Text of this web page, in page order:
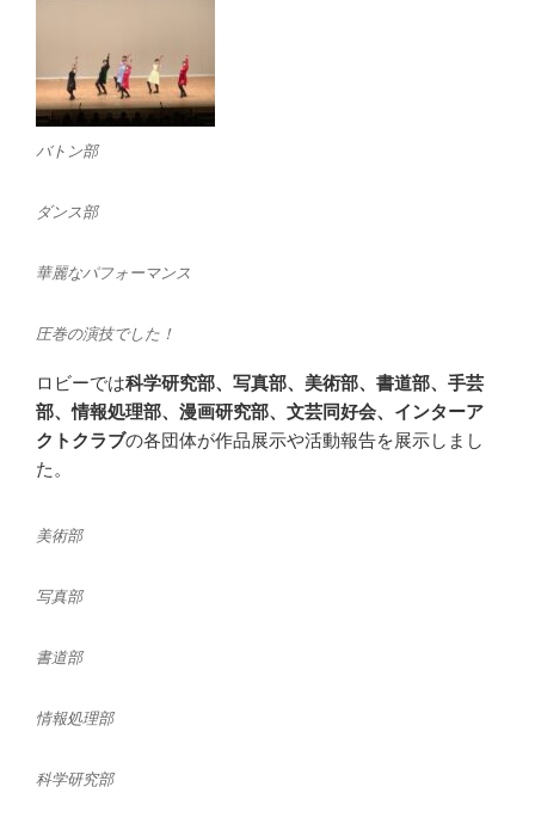
バトン部
ダンス部
華麗なパフォーマンス
圧巻の演技でした！
ロビーでは科学研究部、写真部、美術部、書道部、手芸
部、情報処理部、漫画研究部、文芸同好会、インターア
クトクラブの各団体が作品展示や活動報告を展示しまし
た。
美術部
写真部
書道部
情報処理部
科学研究部